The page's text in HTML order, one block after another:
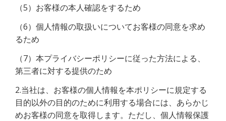
（5）お客様の本人確認をするため
（6）個人情報の取扱いについてお客様の同意を求め
るため
（7）本プライバシーポリシーに従った方法による、
第三者に対する提供のため
2.当社は、お客様の個人情報を本ポリシーに規定する
目的以外の目的のために利用する場合には、あらかじ
めお客様の同意を取得します。ただし、個人情報保護